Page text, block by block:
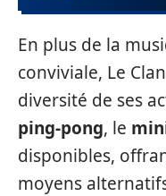
En plus de la
conviviale, Le
diversité de ses
ping-pong, le
disponibles,
moyens